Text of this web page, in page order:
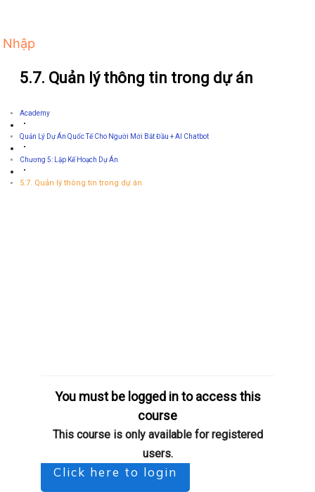
5.7. Quản lý thông tin trong dự án
Academy
Quản Lý Dự Án Quốc Tế Cho Người Mới Bắt Đầu + AI Chatbot
Chương 5: Lập Kế Hoạch Dự Án
5.7. Quản lý thông tin trong dự án
You must be logged in to access this
course
This course is only available for registered
users.
Click here to login